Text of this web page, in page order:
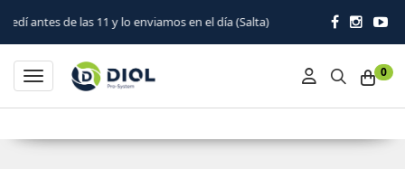
de las 11 y lo enviamos en el día (Salta)
0
Toggle navigation